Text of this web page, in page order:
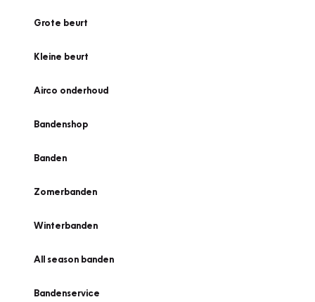
Grote beurt
Kleine beurt
Airco onderhoud
Bandenshop
Banden
Zomerbanden
Winterbanden
All season banden
Bandenservice